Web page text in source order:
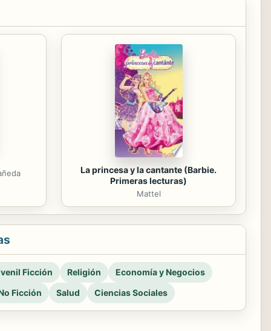
La princesa y la cantante (Barbie.
Primeras lecturas)
Mattel
Ficción Religión
Economía y Negocios
Ficción
Salud Ciencias Sociales